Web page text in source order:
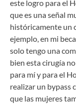
este logro para el
que es una señal
históricamente un
ejemplo, en mi
solo tengo una
bien esta cirugía
para mí y para el
realizar un bypass
que las mujeres